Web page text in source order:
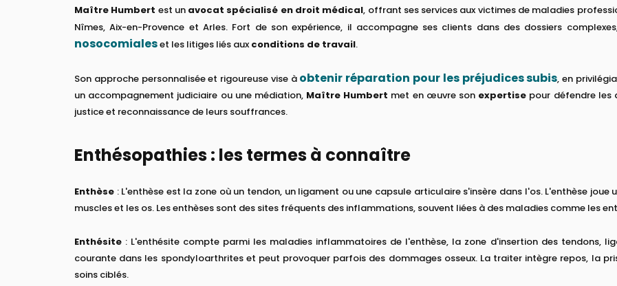
Maître Humbert est un avocat spécialisé en droit médical, offrant ses services aux victimes de maladies
Nîmes, Aix-en-Provence et Arles. Fort de son expérience, il accompagne ses clients dans des dossiers
nosocomialeset les litiges liés aux conditions de travail.
Son approche personnalisée et rigoureuse vise à obtenir réparation pour les préjudices subis, en
un accompagnement judiciaire ou une médiation, Maître Humbert met en œuvre son expertise pour défendre les
justice et reconnaissance de leurs souffrances.
Enthésopathies : les termes à connaître
Enthèse : L'enthèse est la zone où un tendon, un ligament ou une capsule articulaire s'insère dans l'os. L'enthèse
muscles et les os. Les enthèses sont des sites fréquents des inflammations, souvent liées à des maladies comme les
Enthésite : L'enthésite compte parmi les maladies inflammatoires de l'enthèse, la zone d'insertion des tendons,
courante dans les spondyloarthrites et peut provoquer parfois des dommages osseux. La traiter intègre repos, la
soins ciblés.